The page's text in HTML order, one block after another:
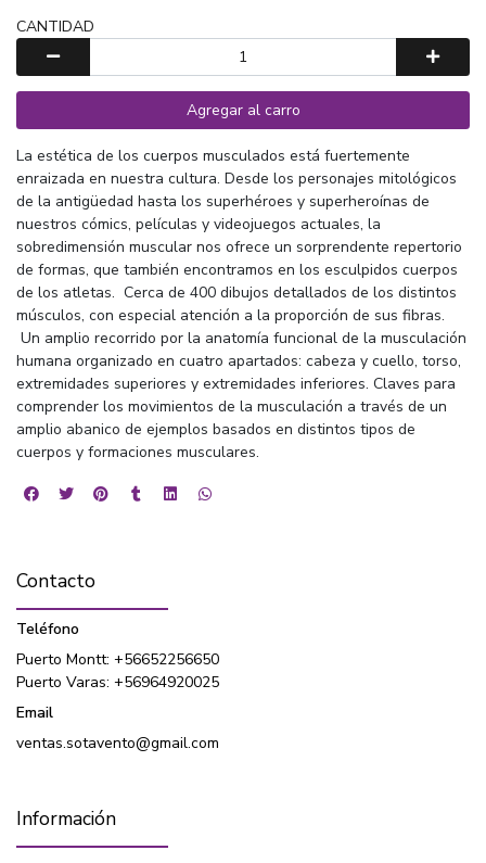
CANTIDAD
Agregar al carro
La estética de los cuerpos musculados está fuertemente
enraizada en nuestra cultura. Desde los personajes mitológicos
de la antigüedad hasta los superhéroes y superheroínas de
nuestros cómics, películas y videojuegos actuales, la
sobredimensión muscular nos ofrece un sorprendente repertorio
de formas, que también encontramos en los esculpidos cuerpos
de los atletas. Cerca de 400 dibujos detallados de los distintos
músculos, con especial atención a la proporción de sus fibras.
Un amplio recorrido por la anatomía funcional de la musculación
humana organizado en cuatro apartados: cabeza y cuello, torso,
extremidades superiores y extremidades inferiores. Claves para
comprender los movimientos de la musculación a través de un
amplio abanico de ejemplos basados en distintos tipos de
cuerpos y formaciones musculares.
Contacto
Teléfono
Puerto Montt: +56652256650
Puerto Varas: +56964920025
Email
ventas.sotavento@gmail.com
Información